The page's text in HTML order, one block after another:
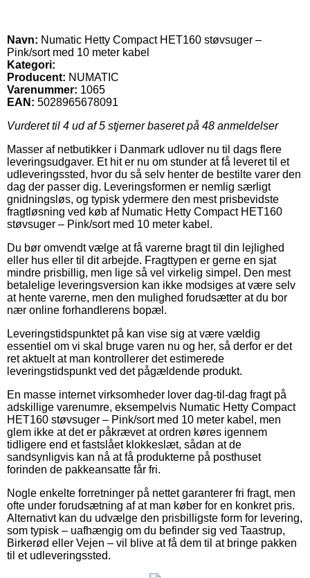
Navn: Numatic Hetty Compact HET160 støvsuger –
Pink/sort med 10 meter kabel
Kategori:
Producent: NUMATIC
Varenummer: 1065
EAN: 5028965678091
Vurderet til 4 ud af 5 stjerner baseret på 48 anmeldelser
Masser af netbutikker i Danmark udlover nu til dags flere
leveringsudgaver. Et hit er nu om stunder at få leveret til et
udleveringssted, hvor du så selv henter de bestilte varer den
dag der passer dig. Leveringsformen er nemlig særligt
gnidningsløs, og typisk ydermere den mest prisbevidste
fragtløsning ved køb af Numatic Hetty Compact HET160
støvsuger – Pink/sort med 10 meter kabel.
Du bør omvendt vælge at få varerne bragt til din lejlighed
eller hus eller til dit arbejde. Fragttypen er gerne en sjat
mindre prisbillig, men lige så vel virkelig simpel. Den mest
betalelige leveringsversion kan ikke modsiges at være selv
at hente varerne, men den mulighed forudsætter at du bor
nær online forhandlerens bopæl.
Leveringstidspunktet på kan vise sig at være vældig
essentiel om vi skal bruge varen nu og her, så derfor er det
ret aktuelt at man kontrollerer det estimerede
leveringstidspunkt ved det pågældende produkt.
En masse internet virksomheder lover dag-til-dag fragt på
adskillige varenumre, eksempelvis Numatic Hetty Compact
HET160 støvsuger – Pink/sort med 10 meter kabel, men
glem ikke at det er påkrævet at ordren køres igennem
tidligere end et fastslået klokkeslæt, sådan at de
sandsynligvis kan nå at få produkterne på posthuset
forinden de pakkeansatte får fri.
Nogle enkelte forretninger på nettet garanterer fri fragt, men
ofte under forudsætning af at man køber for en konkret pris.
Alternativt kan du udvælge den prisbilligste form for levering,
som typisk – uafhængig om du befinder sig ved Taastrup,
Birkerød eller Vejen – vil blive at få dem til at bringe pakken
til et udleveringssted.